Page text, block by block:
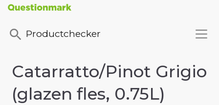
Productchecker
Catarratto/Pinot Grigio
(glazen fles, 0.75L)